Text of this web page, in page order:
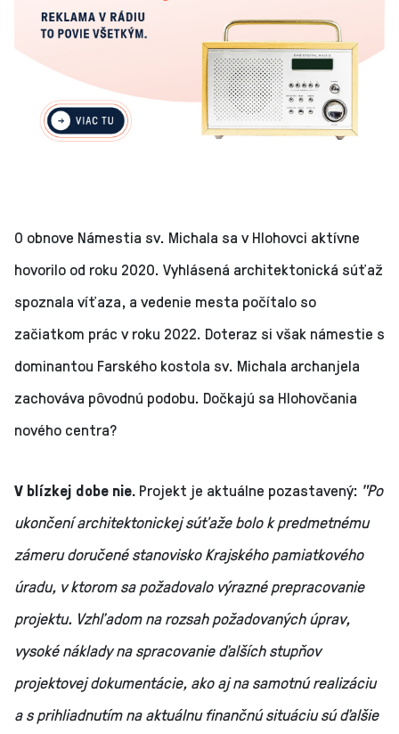
O obnove Námestia sv. Michala sa v Hlohovci aktívne
hovorilo od roku 2020. Vyhlásená architektonická súťaž
spoznala víťaza, a vedenie mesta počítalo so
začiatkom prác v roku 2022. Doteraz si však námestie s
dominantou Farského kostola sv. Michala archanjela
zachováva pôvodnú podobu. Dočkajú sa Hlohovčania
nového centra?
V blízkej dobe nie. Projekt je aktuálne pozastavený: "Po
ukončení architektonickej súťaže bolo k predmetnému
zámeru doručené stanovisko Krajského pamiatkového
úradu, v ktorom sa požadovalo výrazné prepracovanie
projektu. Vzhľadom na rozsah požadovaných úprav,
vysoké náklady na spracovanie ďalších stupňov
projektovej dokumentácie, ako aj na samotnú realizáciu
a s prihliadnutím na aktuálnu finančnú situáciu sú ďalšie